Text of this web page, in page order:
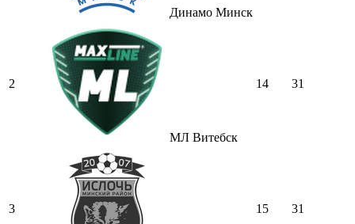
Динамо Минск
2
МЛ Витебск
14 31
3 15 31